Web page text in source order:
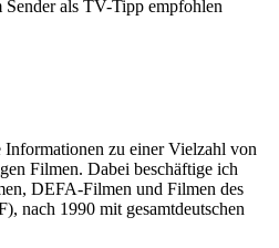
als TV-Tipp empfohlen
zu einer Vielzahl von
Filmen. Dabei beschäftige ich
DEFA-Filmen und Filmen des
nach 1990 mit gesamtdeutschen